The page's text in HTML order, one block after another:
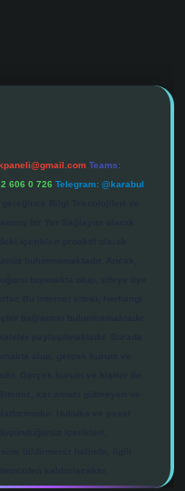
Teams:
606 0 726 Telegram: @karabul